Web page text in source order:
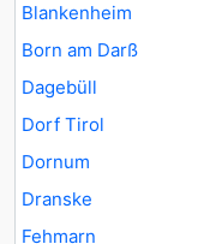
Blankenheim
Born am Darß
Dagebüll
Dorf Tirol
Dornum
Dranske
Fehmarn